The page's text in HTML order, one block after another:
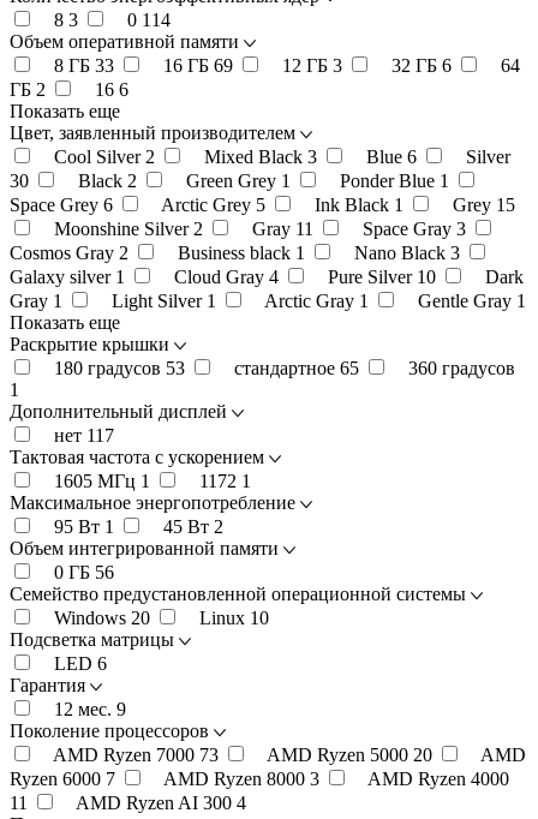
8 3 0 114
Объем оперативной памяти
8 ГБ 33 16 ГБ 69 12 ГБ 3 32 ГБ 6
64
ГБ 2 16 6
Показать еще
Цвет, заявленный производителем
Cool Silver 2 Mixed Black 3 Blue 6
Silver
30
Black 2 Green Grey 1 Ponder Blue 1
Space Grey 6 Arctic Grey 5 Ink Black 1 Grey 15
Moonshine Silver 2 Gray 11 Space Gray 3
Cosmos Gray 2 Business black 1 Nano Black 3
Galaxy silver 1 Cloud Gray 4 Pure Silver 10
Dark
Gray 1 Light Silver 1 Arctic Gray 1 Gentle Gray 1
Показать еще
Раскрытие крышки
180 градусов 53 стандартное 65
360 градусов
1
Дополнительный дисплей
нет 117
Тактовая частота с ускорением
1605 МГц 1 1172 1
Максимальное энергопотребление
95 Вт 1 45 Вт 2
Объем интегрированной памяти
0 ГБ 56
Семейство предустановленной операционной системы
Windows 20 Linux 10
Подсветка матрицы
LED 6
Гарантия
12 мес. 9
Поколение процессоров
AMD Ryzen 7000 73 AMD Ryzen 5000 20
AMD
Ryzen 6000 7 AMD Ryzen 8000 3
AMD Ryzen 4000
11
AMD Ryzen AI 300 4